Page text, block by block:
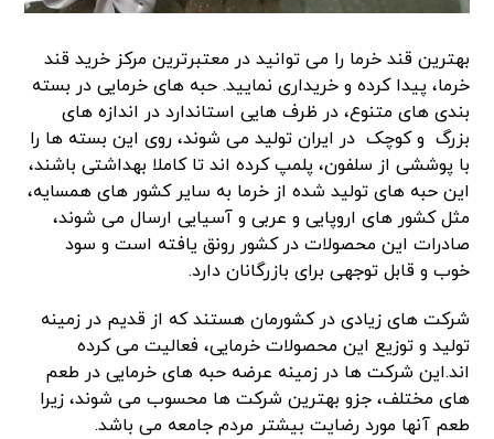
بهترین قند خرما را می توانید در معتبرترین مرکز خرید قند
خرما، پیدا کرده و خریداری نمایید.حبه های خرمایی در بسته
بندی های متنوع، در ظرف هایی استاندارد در اندازه های
بزرگ و کوچک در ایران تولید می شوند، روی این بسته ها را
با پوششی از سلفون، پلمپ کرده اند تا کاملا بهداشتی باشند،
اینحبه های تولید شده از خرما به سایر کشور های همسایه،
مثل کشور های اروپایی و عربی و آسیایی ارسال می شوند،
صادرات این محصولات در کشور رونق یافته است و سود
خوب و قابل توجهی برای بازرگانان دارد.
شرکت های زیادی در کشورمان هستند که از قدیم در زمینه
تولید و توزیع این محصولات خرمایی، فعالیت می کرده
اند.این شرکت ها در زمینه عرضه حبه های خرمایی در طعم
های مختلف، جزو بهترین شرکت ها محسوب می شوند، زیرا
طعم آنها مورد رضایت بیشتر مردم جامعه می باشد.